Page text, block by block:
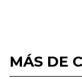
MÁS DE